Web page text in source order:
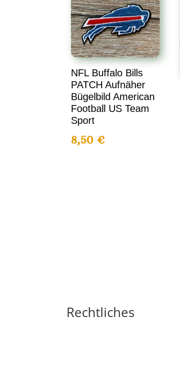
NFL Buffalo Bills
PATCH Aufnäher
Bügelbild American
Football US Team
Sport
8,50 €
Rechtliches